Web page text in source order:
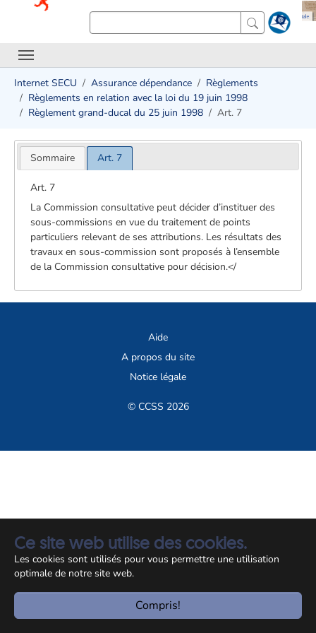
Ce site web utilise des cookies.
Les cookies sont utilisés pour vous permettre une utilisation
optimale de notre site web.
Compris!
Internet SECU Assurance dépendance
Règlements
Règlements en relation avec la loi du 19 juin 1998
Règlement grand-ducal du 25 juin 1998
Art. 7
Sommaire Art. 7
Art. 7
La Commission consultative peut décider d’instituer des
sous-commissions en vue du traitement de points
particuliers relevant de ses attributions. Les résultats des
travaux en sous-commission sont proposés à l’ensemble
de la Commission consultative pour décision.</
Aide
A propos du site
Notice légale
© CCSS 2026